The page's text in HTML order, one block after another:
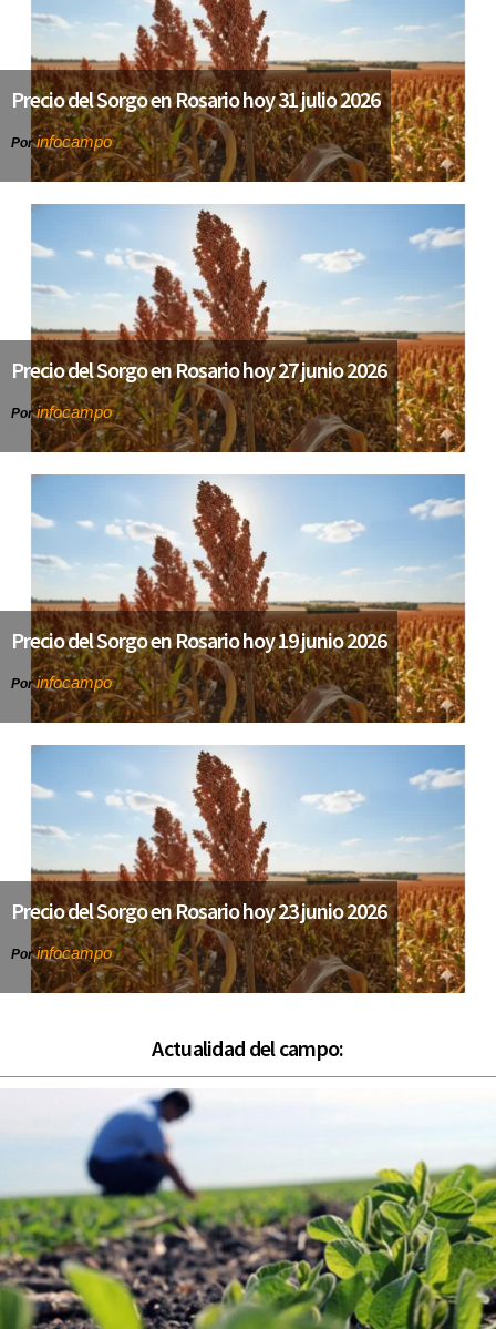
Precio del Sorgo en Rosario hoy 31 julio 2026
Porinfocampo
Precio del Sorgo en Rosario hoy 27 junio 2026
Porinfocampo
Precio del Sorgo en Rosario hoy 19 junio 2026
Porinfocampo
Precio del Sorgo en Rosario hoy 23 junio 2026
Porinfocampo
Actualidad del campo: